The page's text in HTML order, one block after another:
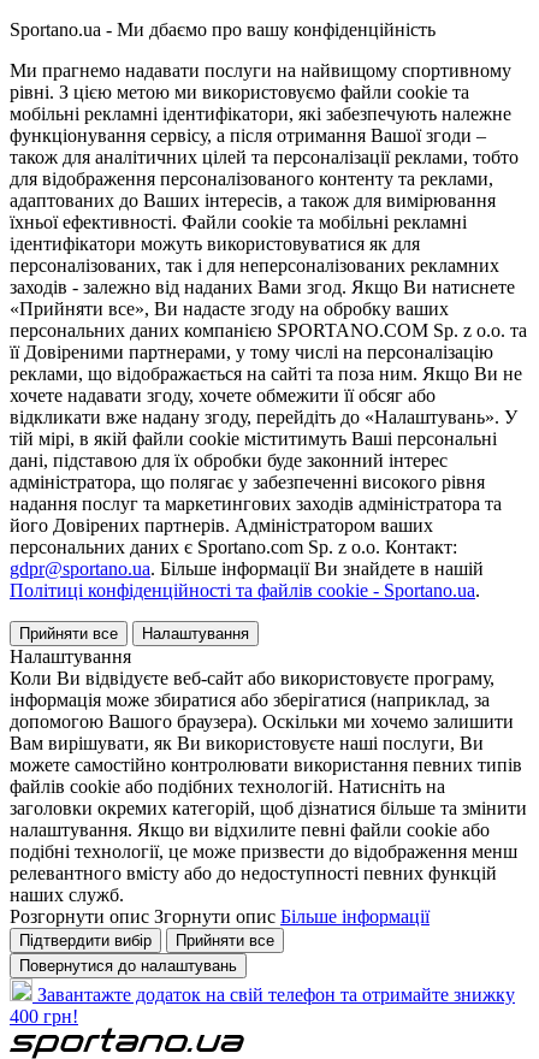
Sportano.ua - Ми дбаємо про вашу конфіденційність
Ми прагнемо надавати послуги на найвищому спортивному
рівні. З цією метою ми використовуємо файли cookie та
мобільні рекламні ідентифікатори, які забезпечують належне
функціонування сервісу, а після отримання Вашої згоди –
також для аналітичних цілей та персоналізації реклами, тобто
для відображення персоналізованого контенту та реклами,
адаптованих до Ваших інтересів, а також для вимірювання
їхньої ефективності. Файли cookie та мобільні рекламні
ідентифікатори можуть використовуватися як для
персоналізованих, так і для неперсоналізованих рекламних
заходів - залежно від наданих Вами згод. Якщо Ви натиснете
«Прийняти все», Ви надасте згоду на обробку ваших
персональних даних компанією SPORTANO.COM Sp. z o.o. та
її Довіреними партнерами, у тому числі на персоналізацію
реклами, що відображається на сайті та поза ним. Якщо Ви не
хочете надавати згоду, хочете обмежити її обсяг або
відкликати вже надану згоду, перейдіть до «Налаштувань». У
тій мірі, в якій файли cookie міститимуть Ваші персональні
дані, підставою для їх обробки буде законний інтерес
адміністратора, що полягає у забезпеченні високого рівня
надання послуг та маркетингових заходів адміністратора та
його Довірених партнерів. Адміністратором ваших
персональних даних є Sportano.com Sp. z o.o. Контакт:
gdpr@sportano.ua. Більше інформації Ви знайдете в нашій
Політиці конфіденційності та файлів cookie - Sportano.ua.
Прийняти все Налаштування
Налаштування
Коли Ви відвідуєте веб-сайт або використовуєте програму,
інформація може збиратися або зберігатися (наприклад, за
допомогою Вашого браузера). Оскільки ми хочемо залишити
Вам вирішувати, як Ви використовуєте наші послуги, Ви
можете самостійно контролювати використання певних типів
файлів cookie або подібних технологій. Натисніть на
заголовки окремих категорій, щоб дізнатися більше та змінити
налаштування. Якщо ви відхилите певні файли cookie або
подібні технології, це може призвести до відображення менш
релевантного вмісту або до недоступності певних функцій
наших служб.
Розгорнути опис Згорнути опис Більше інформації
Підтвердити вибір
Прийняти все
Повернутися до налаштувань
Завантажте додаток на свій телефон та отримайте знижку
400 грн!